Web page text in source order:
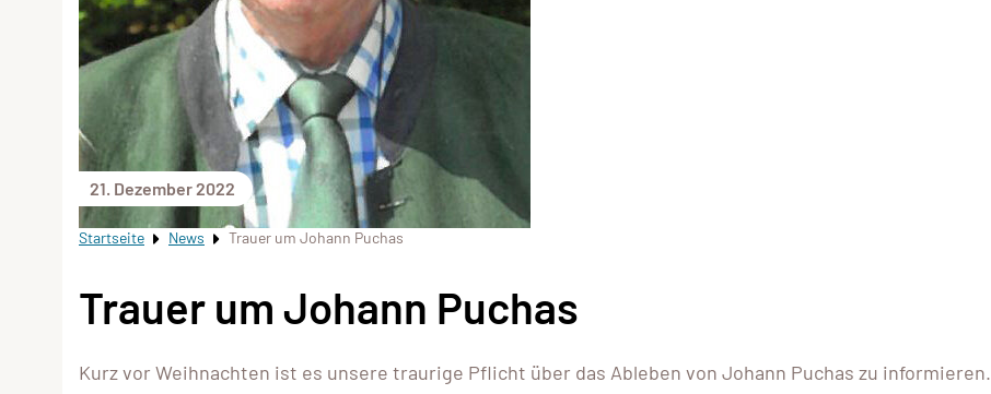
21. Dezember 2022
Startseite News Trauer um Johann Puchas
Trauer um Johann Puchas
Kurz vor Weihnachten ist es unsere traurige Pflicht über das Ableben von Johann Puchas zu informieren.